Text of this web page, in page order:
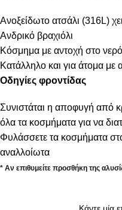
Ανοξείδωτο ατσάλι (316L)
Ανδρικό βραχιόλι
Κόσμημα με αντοχή στο
Κατάλληλο και για άτομα με
Οδηγίες φροντίδας
Συνιστάται η αποφυγή από
όλα τα κοσμήματα για να
Φυλάσσετε τα κοσμήματα
αναλλοίωτα
* Αν επιθυμείτε προσθήκη της